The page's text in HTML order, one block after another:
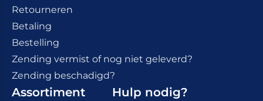
Retourneren
Betaling
Bestelling
Zending vermist of nog niet geleverd?
Zending beschadigd?
Assortiment Hulp nodig?